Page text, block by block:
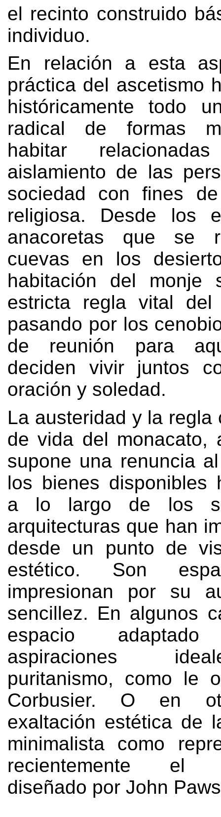
el recinto construido
individuo.
En relación a esta
práctica del ascetismo
históricamente todo
radical de formas
habitar
aislamiento de las
sociedad con fines
religiosa. Desde los
anacoretas que se
cuevas en los
habitación del monje
estricta regla vital del
pasando por los
de reunión para
deciden vivir juntos
oración y soledad.
La austeridad y la regla
de vida del monacato,
supone una renuncia
los bienes disponibles
a lo largo de los
arquitecturas que han
desde un punto de
estético. Son
impresionan por su
sencillez. En algunos
espacio
aspiraciones
puritanismo, como le
Corbusier. O en
exaltación estética de
minimalista como
recientemente el
diseñado por John